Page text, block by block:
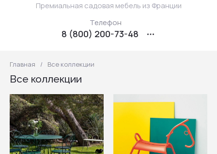
Премиальная садовая мебель из Франции
Телефон
8 (800) 200-73-48
Главная / Все коллекции
Все коллекции